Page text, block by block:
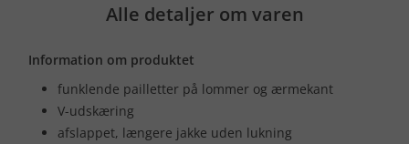
Alle detaljer om varen
Information om produktet
funklende pailletter på lommer og ærmekant
V-udskæring
afslappet, længere jakke uden lukning